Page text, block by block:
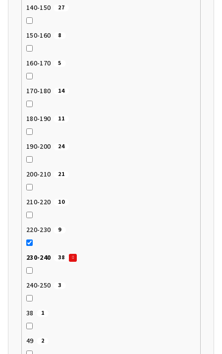
140-150 27
150-160 8
160-170 5
170-180 14
180-190 11
190-200 24
200-210 21
210-220 10
220-230 9
230-240 38
240-250 3
38 1
49 2